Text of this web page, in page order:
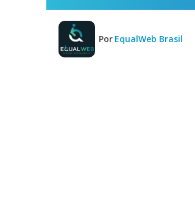
Por EqualWeb Brasil